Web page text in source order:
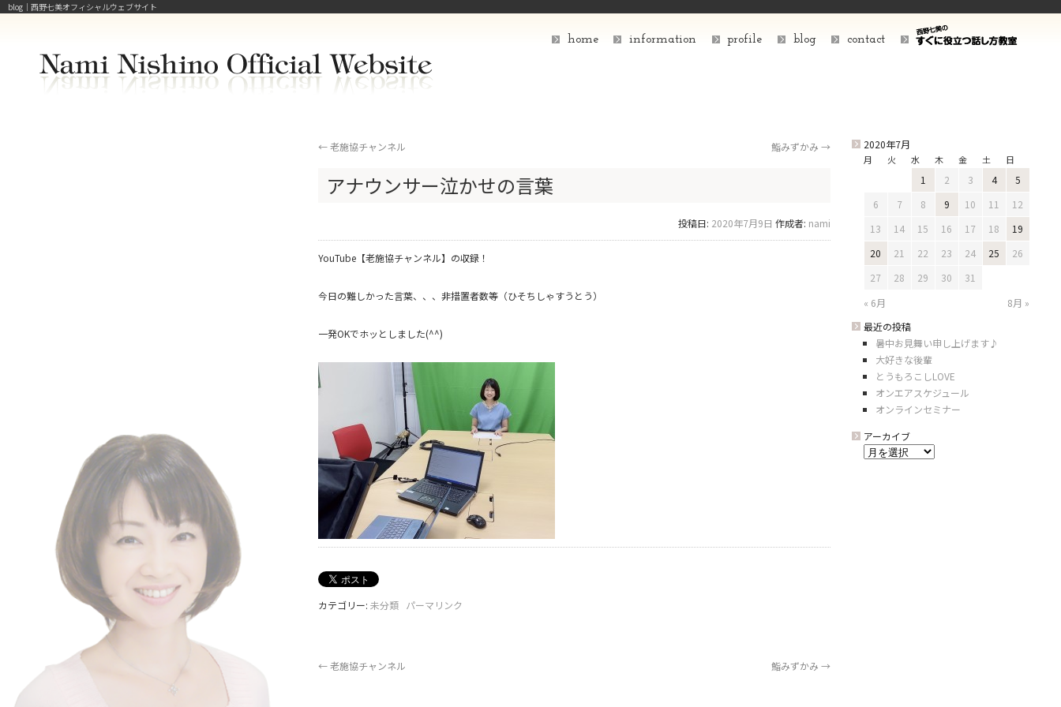
blog｜西野七美オフィシャルウェブサイト
home information profile blog contact
←老施協チャンネル 鮨みずかみ →
アナウンサー泣かせの言葉
投稿日: 2020年7月9日 作成者: nami
YouTube【老施協チャンネル】の収録！
今日の難しかった言葉、、、非措置者数等（ひそちしゃすうとう）
一発OKでホッとしました(^^)
カテゴリー:未分類 パーマリンク
←老施協チャンネル 鮨みずかみ →
2020年7月
月 火 水 木 金 土 日
1 2 3 4
5
6
7 8 9 10 11
12
13
14 15 16 17 18
19
20
21 22 23 24 25
26
27
28 29 30
31
« 6月
8月 »
最近の投稿
暑中お見舞い申し上げます♪
大好きな後輩
とうもろこしLOVE
オンエアスケジュール
オンラインセミナー
アーカイブ
ア